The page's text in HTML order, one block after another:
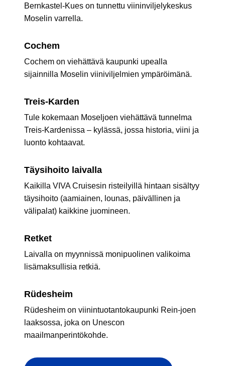
Bernkastel-Kues on tunnettu viininviljelykeskus
Moselin varrella.
Cochem
Cochem on viehättävä kaupunki upealla
sijainnilla Moselin viiniviljelmien ympäröimänä.
Treis-Karden
Tule kokemaan Moseljoen viehättävä tunnelma
Treis-Kardenissa – kylässä, jossa historia, viini ja
luonto kohtaavat.
Täysihoito laivalla
Kaikilla VIVA Cruisesin risteilyillä hintaan sisältyy
täysihoito (aamiainen, lounas, päivällinen ja
välipalat) kaikkine juomineen.
Retket
Laivalla on myynnissä monipuolinen valikoima
lisämaksullisia retkiä.
Rüdesheim
Rüdesheim on viinintuotantokaupunki Rein-joen
laaksossa, joka on Unescon
maailmanperintökohde.